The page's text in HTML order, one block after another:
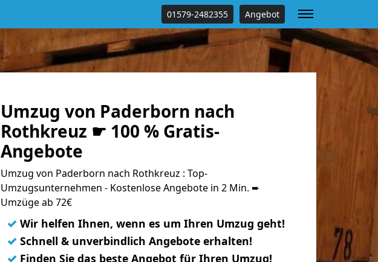
01579-2482355 Angebot
Umzug von Paderborn nach
Rothkreuz ☛ 100 % Gratis-
Angebote
Umzug von Paderborn nach Rothkreuz : Top-
Umzugsunternehmen - Kostenlose Angebote in 2 Min. ➨
Umzüge ab 72€
✓ Wir helfen Ihnen, wenn es um Ihren Umzug geht!
✓ Schnell & unverbindlich Angebote erhalten!
✓ Finden Sie das beste Angebot für Ihren Umzug!